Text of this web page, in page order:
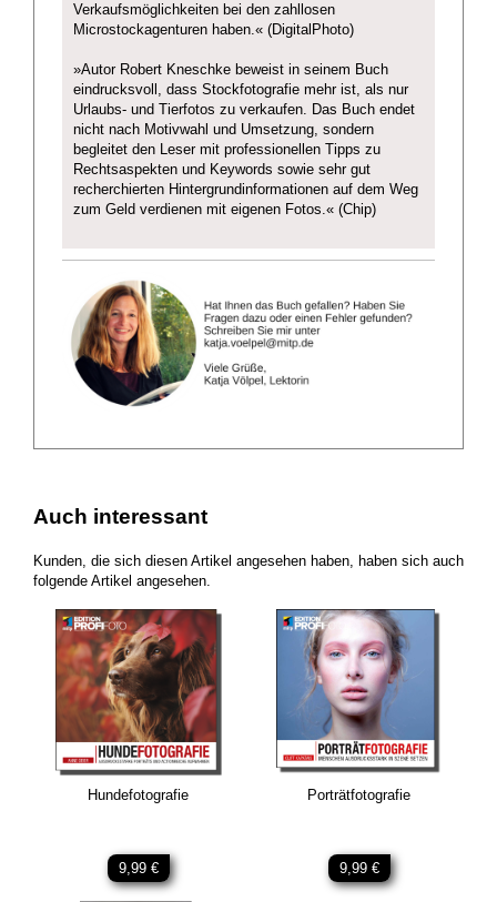
Verkaufsmöglichkeiten bei den zahllosen
Microstockagenturen haben.« (DigitalPhoto)
»Autor Robert Kneschke beweist in seinem Buch
eindrucksvoll, dass Stockfotografie mehr ist, als nur
Urlaubs- und Tierfotos zu verkaufen. Das Buch endet
nicht nach Motivwahl und Umsetzung, sondern
begleitet den Leser mit professionellen Tipps zu
Rechtsaspekten und Keywords sowie sehr gut
recherchierten Hintergrundinformationen auf dem Weg
zum Geld verdienen mit eigenen Fotos.« (Chip)
Auch interessant
Kunden, die sich diesen Artikel angesehen haben, haben sich auch
folgende Artikel angesehen.
Hundefotografie
9,99 €
Porträtfotografie
9,99 €